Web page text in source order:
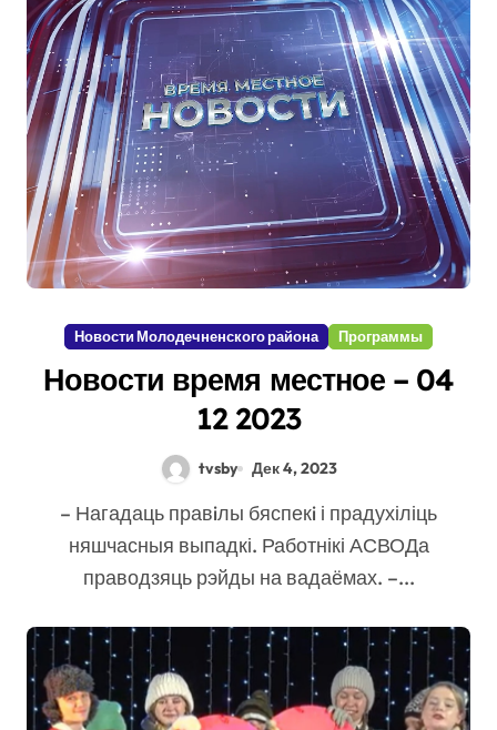
Новости Молодечненского района Программы
Новости время местное – 04
12 2023
tvsby Дек 4, 2023
– Нагадаць правiлы бяспекi і прадухіліць
няшчасныя выпадкі. Работнікі АСВОДа
праводзяць рэйды на вадаёмах. –...